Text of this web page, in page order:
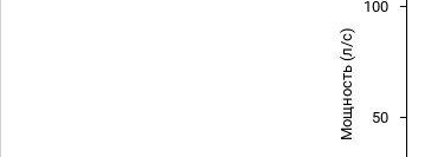
Мощность (л/с) 50
100